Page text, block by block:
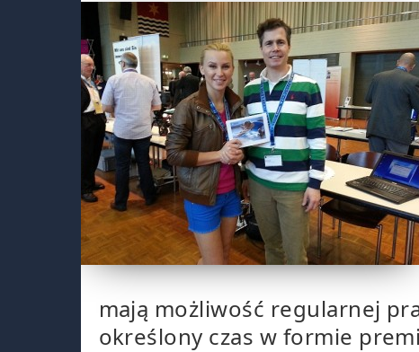
mają możliwość regularnej
określony czas w formie